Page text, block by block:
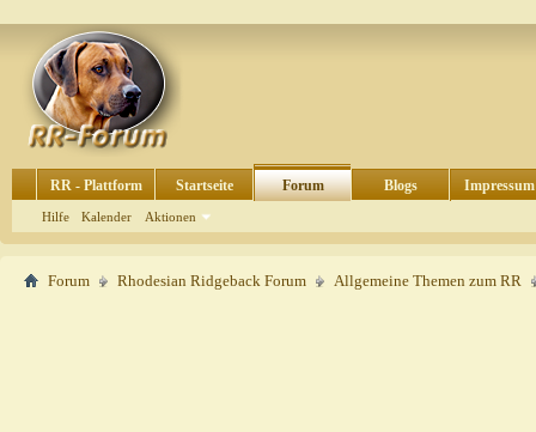
RR - Plattform Startseite Forum
Hilfe Kalender Aktionen
Blogs Impressum
Forum Rhodesian Ridgeback Forum Allgemeine Themen zum RR